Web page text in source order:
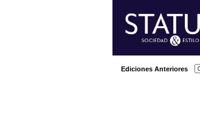
Ediciones Anteriores